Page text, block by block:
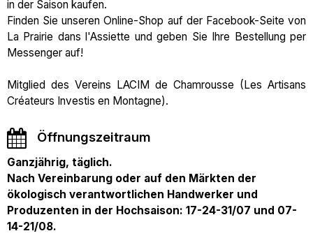
in der Saison kaufen.
Finden Sie unseren Online-Shop auf der Facebook-Seite von
La Prairie dans l'Assiette und geben Sie Ihre Bestellung per
Messenger auf!
Mitglied des Vereins LACIM de Chamrousse (Les Artisans
Créateurs Investis en Montagne).
Öffnungszeitraum
Ganzjährig, täglich.
Nach Vereinbarung oder auf den Märkten der
ökologisch verantwortlichen Handwerker und
Produzenten in der Hochsaison: 17-24-31/07 und 07-
14-21/08.